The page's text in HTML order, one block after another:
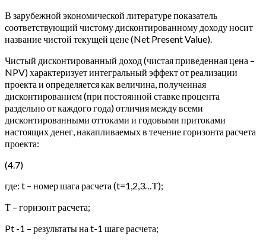
В зарубежной экономической литературе показатель
соответствующий чистому дисконтированному доходу носит
название чистой текущей цене (Net Present Value).
Чистый дисконтированный доход (чистая приведенная цена –
NPV) характеризует интегральный эффект от реализации
проекта и определяется как величина, полученная
дисконтированием (при постоянной ставке процента
раздельно от каждого года) отличия между всеми
дисконтированными оттоками и годовыми притоками
настоящих денег, накапливаемых в течение горизонта расчета
проекта:
(4.7)
где: t – номер шага расчета (t=1,2,3…Т);
Т – горизонт расчета;
Pt -1 – результаты на t-1 шаге расчета;